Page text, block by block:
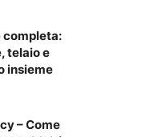
completa:
telaio e
insieme
– Come